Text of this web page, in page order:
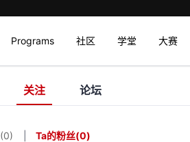
Programs 社区 学堂 大赛
关注 论坛
(0) Ta的粉丝(0)